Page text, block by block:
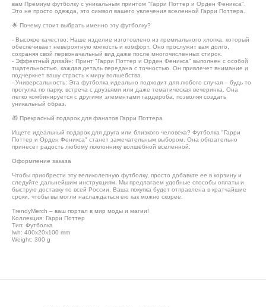
вам Премиум футболку с уникальным принтом "Гарри Поттер и Орден Феникса".
Это не просто одежда, это символ вашего увлечения вселенной Гарри Поттера.
🌟 Почему стоит выбрать именно эту футболку?
- Высокое качество: Наше изделие изготовлено из премиального хлопка, который
обеспечивает невероятную мягкость и комфорт. Оно прослужит вам долго,
сохраняя свой первоначальный вид даже после многочисленных стирок.
- Эффектный дизайн: Принт "Гарри Поттер и Орден Феникса" выполнен с особой
тщательностью, каждая деталь передана с точностью. Он привлечет внимание и
подчеркнет вашу страсть к миру волшебства.
- Универсальность: Эта футболка идеально подходит для любого случая – будь то
прогулка по парку, встреча с друзьями или даже тематическая вечеринка. Она
легко комбинируется с другими элементами гардероба, позволяя создать
уникальный образ.
🎁 Прекрасный подарок для фанатов Гарри Поттера
Ищете идеальный подарок для друга или близкого человека? Футболка "Гарри
Поттер и Орден Феникса" станет замечательным выбором. Она обязательно
принесет радость любому поклоннику волшебной вселенной.
Оформление заказа
Чтобы приобрести эту великолепную футболку, просто добавьте ее в корзину и
следуйте дальнейшим инструкциям. Мы предлагаем удобные способы оплаты и
быструю доставку по всей России. Ваша покупка будет отправлена в кратчайшие
сроки, чтобы вы могли наслаждаться ею как можно скорее.
TrendyMerch – ваш портал в мир моды и магии!
Коллекция: Гарри Поттер
Тип: Футболка
lwh: 400x20x100 mm
Weight: 300 g